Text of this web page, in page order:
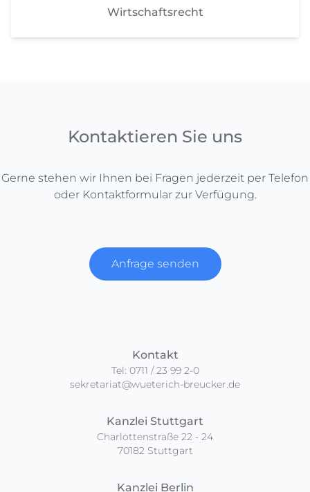
Wirtschaftsrecht
Kontaktieren Sie uns
Gerne stehen wir Ihnen bei Fragen jederzeit per Telefon
oder Kontaktformular zur Verfügung.
Anfrage senden
Kontakt
Tel: 0711 / 23 99 2-0
sekretariat@wueterich-breucker.de
Kanzlei Stuttgart
Charlottenstraße 22 - 24
70182 Stuttgart
Kanzlei Berlin